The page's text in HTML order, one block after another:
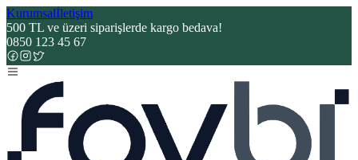
Kurumsalİletişim
500 TL ve üzeri siparişlerde kargo bedava!
0850 123 45 67